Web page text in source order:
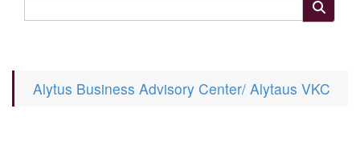
Alytus Business Advisory Center/ Alytaus VKC